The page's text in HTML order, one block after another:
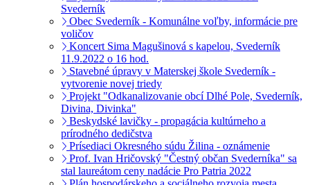
Svederník
Obec Svederník - Komunálne voľby, informácie pre
voličov
Koncert Sima Magušinová s kapelou, Svederník
11.9.2022 o 16 hod.
Stavebné úpravy v Materskej škole Svederník -
vytvorenie novej triedy
Projekt "Odkanalizovanie obcí Dlhé Pole, Svederník,
Divina, Divinka"
Beskydské lavičky - propagácia kultúrneho a
prírodného dedičstva
Prísediaci Okresného súdu Žilina - oznámenie
Prof. Ivan Hričovský "Čestný občan Svederníka" sa
stal laureátom ceny nadácie Pro Patria 2022